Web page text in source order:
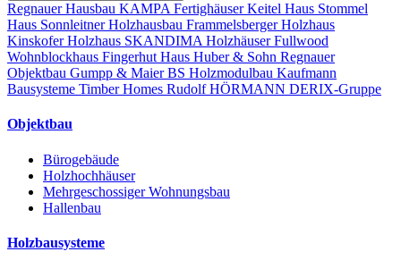
Regnauer Hausbau KAMPA FertighäuserKeitel Haus Stommel
Haus Sonnleitner Holzhausbau Frammelsberger Holzhaus
Kinskofer Holzhaus SKANDIMA HolzhäuserFullwood
Wohnblockhaus Fingerhut Haus Huber & Sohn Regnauer
Objektbau Gumpp & MaierBS Holzmodulbau Kaufmann
Bausysteme Timber Homes Rudolf HÖRMANN DERIX-Gruppe
Objektbau
Bürogebäude
Holzhochhäuser
Mehrgeschossiger Wohnungsbau
Hallenbau
Holzbausysteme